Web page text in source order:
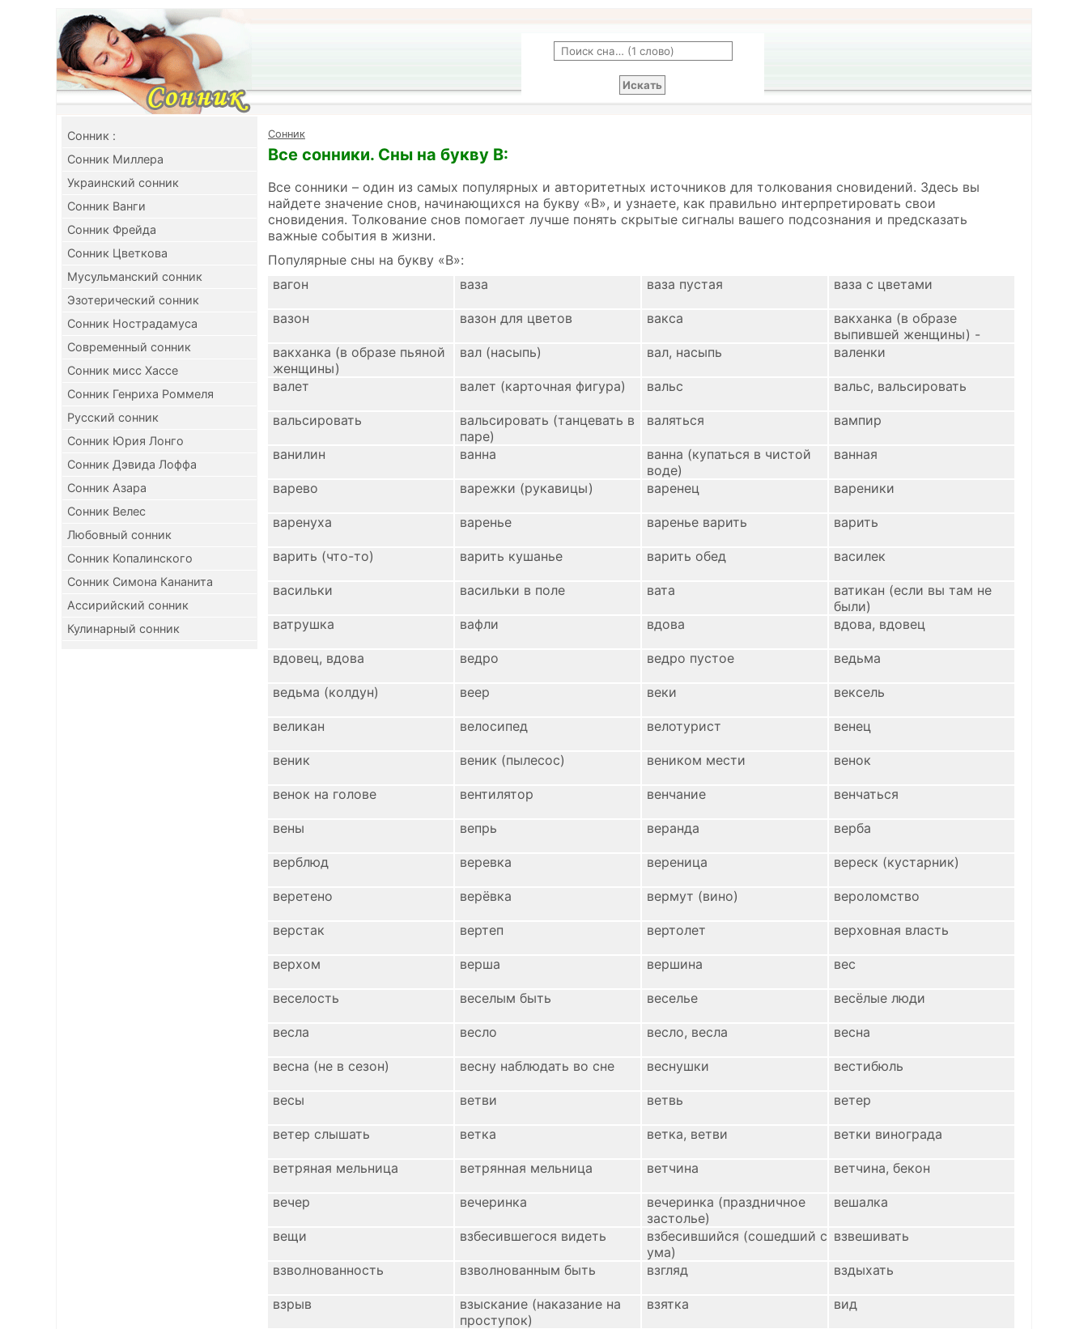
Cонник :
Сонник Миллера
Украинский сонник
Сонник Ванги
Сонник Фрейда
Сонник Цветкова
Мусульманский сонник
Эзотерический сонник
Сонник Нострадамуса
Современный сонник
Сонник мисс Хассе
Сонник Генриха Роммеля
Русский сонник
Сонник Юрия Лонго
Сонник Дэвида Лоффа
Сонник Азара
Сонник Велес
Любовный сонник
Сонник Копалинского
Сонник Симона Кананита
Ассирийский сонник
Кулинарный сонник
Cонник
Все сонники. Сны на букву В:
Все сонники – один из самых популярных и авторитетных источников для толкования сновидений. Здесь вы
найдете значение снов, начинающихся на букву «В», и узнаете, как правильно интерпретировать свои
сновидения. Толкование снов помогает лучше понять скрытые сигналы вашего подсознания и предсказать
важные события в жизни.
Популярные сны на букву «В»:
вагон
ваза ваза пустая ваза с цветами
вазон вазон для цветов вакса
вакханка (в образе
выпившей женщины) -
пьяное приключение.
вакханка (в образе пьяной
женщины)
вал (насыпь) вал, насыпь валенки
валет валет (карточная фигура) вальс вальс, вальсировать
вальсировать
вальсировать (танцевать в
паре)
валяться вампир
ванилин ванна
ванна (купаться в чистой
воде)
ванная
варево варежки (рукавицы) варенец вареники
варенуха варенье варенье варить варить
варить (что-то) варить кушанье варить обед василек
васильки васильки в поле вата
ватикан (если вы там не
были)
ватрушка
вафли вдова вдова, вдовец
вдовец, вдова ведро ведро пустое ведьма
ведьма (колдун) веер веки вексель
великан велосипед велотурист венец
веник веник (пылесос) веником мести венок
венок на голове вентилятор венчание венчаться
вены вепрь веранда верба
верблюд веревка вереница вереск (кустарник)
веретено верёвка вермут (вино) вероломство
верстак вертеп вертолет верховная власть
верхом верша вершина вес
веселость веселым быть веселье весёлые люди
весла весло весло, весла весна
весна (не в сезон) весну наблюдать во сне веснушки вестибюль
весы ветви ветвь ветер
ветер слышать ветка ветка, ветви ветки винограда
ветряная мельница ветрянная мельница ветчина ветчина, бекон
вечер вечеринка
вечеринка (праздничное
застолье)
вешалка
вещи взбесившегося видеть
взбесившийся (сошедший с
ума)
взвешивать
взволнованность взволнованным быть взгляд вздыхать
взрыв
взыскание (наказание на
проступок)
взятка вид